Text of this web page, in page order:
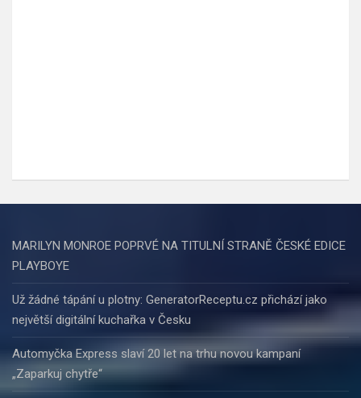
MARILYN MONROE POPRVÉ NA TITULNÍ STRANĚ ČESKÉ EDICE
PLAYBOYE
Už žádné tápání u plotny: GeneratorReceptu.cz přichází jako
největší digitální kuchařka v Česku
Automyčka Express slaví 20 let na trhu novou kampaní
„Zaparkuj chytře“